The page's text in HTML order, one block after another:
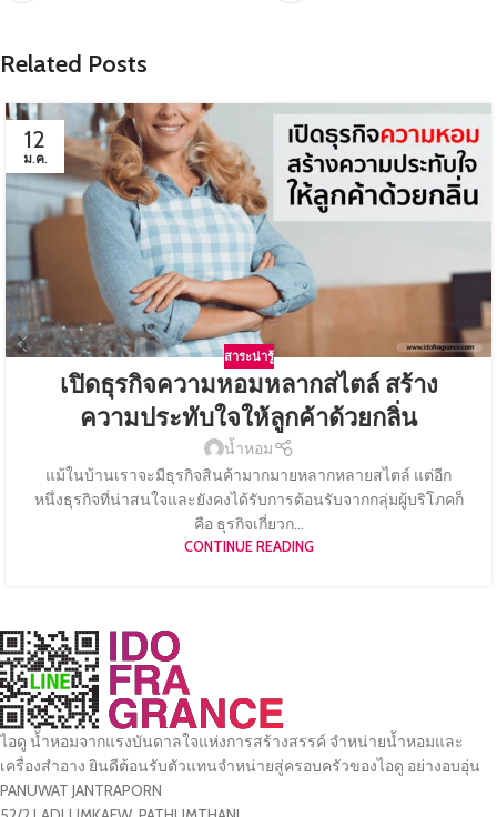
Related Posts
12
ม.ค.
สาระน่ารู้
เปิดธุรกิจความหอมหลากสไตล์ สร้าง
ความประทับใจให้ลูกค้าด้วยกลิ่น
น้ำหอม
แม้ในบ้านเราจะมีธุรกิจสินค้ามากมายหลากหลายสไตล์ แต่อีก
หนึ่งธุรกิจที่น่าสนใจและยังคงได้รับการต้อนรับจากกลุ่มผู้บริโภคก็
คือ ธุรกิจเกี่ยวก...
CONTINUE READING
ไอดู น้ำหอมจากแรงบันดาลใจแห่งการสร้างสรรค์ จำหน่ายน้ำหอมและ
เครื่องสำอาง ยินดีต้อนรับตัวแทนจำหน่ายสู่ครอบครัวของไอดู อย่างอบอุ่น
PANUWAT JANTRAPORN